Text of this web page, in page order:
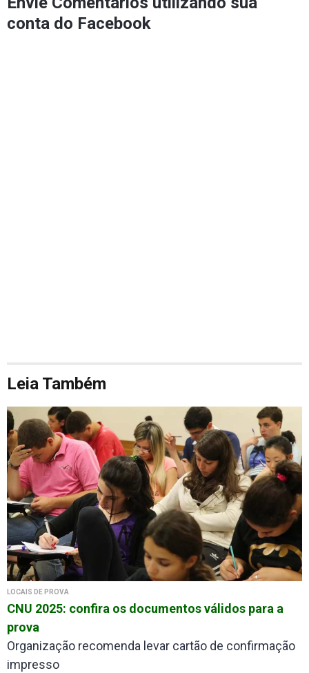
conta do Facebook
Leia Também
LOCAIS DE PROVA
CNU 2025: confira os documentos válidos para a
prova
Organização recomenda levar cartão de confirmação
impresso